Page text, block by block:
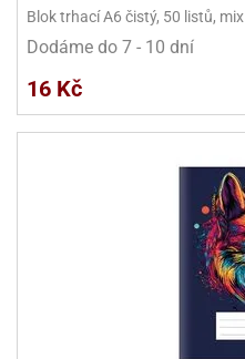
Blok trhací A6 čistý, 50 listů, mix
Dodáme do 7 - 10 dní
16 Kč